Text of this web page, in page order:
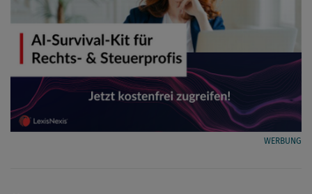
WERBUNG